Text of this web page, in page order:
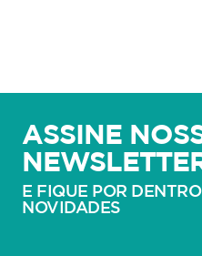
ASSINE
E FIQUE POR
NOVIDADES